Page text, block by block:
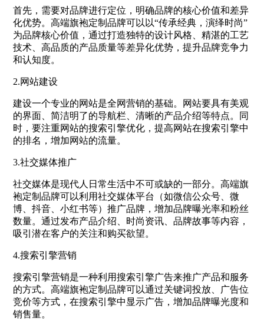
首先，需要对品牌进行定位，明确品牌的核心价值和差异
化优势。高端旗袍定制品牌可以以“传承经典，演绎时尚”
为品牌核心价值，通过打造独特的设计风格、精湛的工艺
技术、高品质的产品质量等差异化优势，提升品牌竞争力
和认知度。
2.网站建设
建设一个专业的网站是全网营销的基础。网站要具有美观
的界面、简洁明了的导航栏、清晰的产品介绍等特点。同
时，要注重网站的搜索引擎优化，提高网站在搜索引擎中
的排名，增加网站的流量。
3.社交媒体推广
社交媒体是现代人日常生活中不可或缺的一部分。高端旗
袍定制品牌可以利用社交媒体平台（如微信公众号、微
博、抖音、小红书等）推广品牌，增加品牌曝光率和粉丝
数量。通过发布产品介绍、时尚资讯、品牌故事等内容，
吸引潜在客户的关注和购买欲望。
4.搜索引擎营销
搜索引擎营销是一种利用搜索引擎广告来推广产品和服务
的方式。高端旗袍定制品牌可以通过关键词投放、广告位
竞价等方式，在搜索引擎中显示广告，增加品牌曝光度和
销售量。